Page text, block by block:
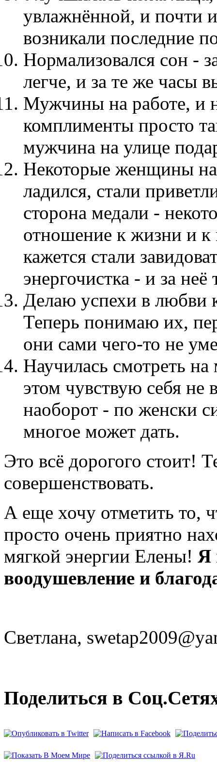
увлажнённой, и почти
возникали последние
Нормализовался сон -
легче, и за те же часы
Мужчины на работе, и
комплименты просто
мужчина на улице
Некоторые женщины на
ладился, стали
сторона медали -
отношение к жизни и
кажется стали
энергочистка - и за
Делаю успехи в любви
Теперь понимаю их,
они сами чего-то не
Научилась смотреть
этом чувствую себя
наоборот - по женски
многое может дать.
Это всё дорогого стоит!
совершенствовать.
А еще хочу отметить то,
просто очень приятно
мягкой энергии Елены! Я
воодушевление и
Светлана,
Поделиться в